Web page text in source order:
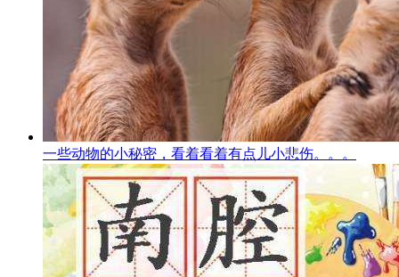
一些动物的小秘密，看着看着有点儿小悲伤。。。